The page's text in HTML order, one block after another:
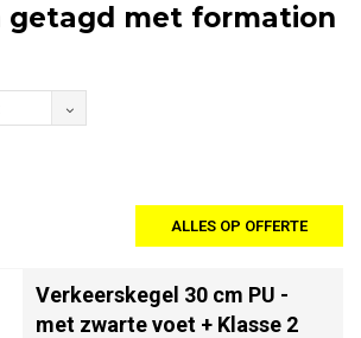
getagd met formation
ALLES OP OFFERTE
Verkeerskegel 30 cm PU -
met zwarte voet + Klasse 2